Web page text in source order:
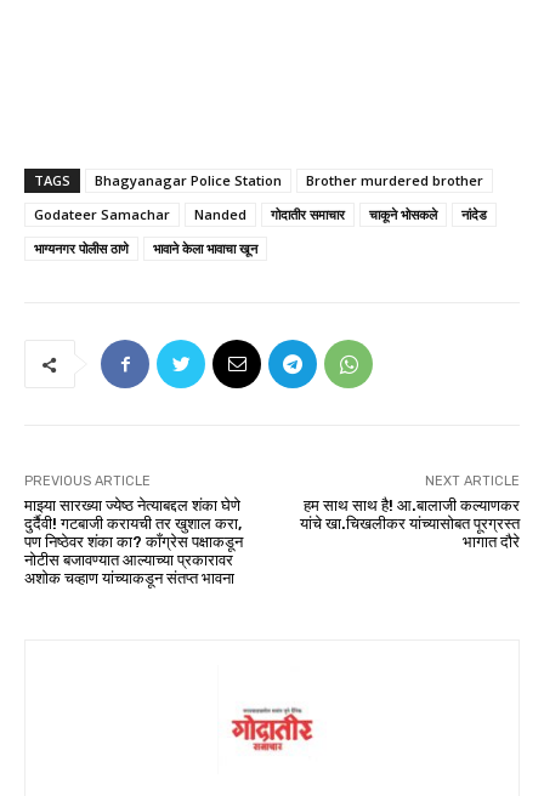
TAGS Bhagyanagar Police Station
Brother murdered brother
Godateer Samachar
Nanded गोदातीर समाचार चाकूने भोसकले
नांदेड
भाग्यनगर पोलीस ठाणे
भावाने केला भावाचा खून
PREVIOUS ARTICLE
माझ्या सारख्या ज्येष्ठ नेत्याबद्दल शंका घेणे
दुर्दैवी! गटबाजी करायची तर खुशाल करा,
पण निष्ठेवर शंका का? काँग्रेस पक्षाकडून
नोटीस बजावण्यात आल्याच्या प्रकारावर
अशोक चव्हाण यांच्याकडून संतप्त भावना
NEXT ARTICLE
हम साथ साथ है! आ.बालाजी कल्याणकर
यांचे खा.चिखलीकर यांच्यासोबत पूरग्रस्त
भागात दौरे